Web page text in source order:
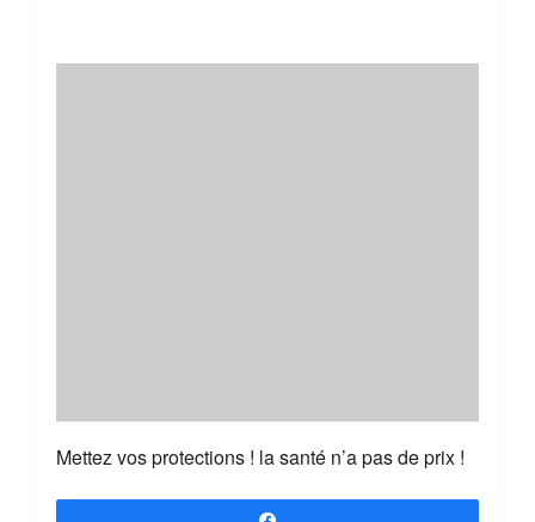
Mettez vos protections ! la santé n’a pas de prix !